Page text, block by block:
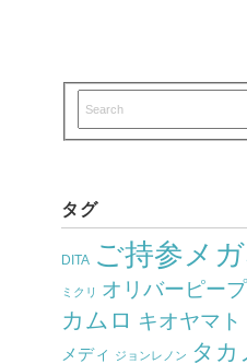
タグ
DITA ご持参メ
ミクリ オリバーピー
カムロ キオヤマト
メディ
ジョンレノン タカ